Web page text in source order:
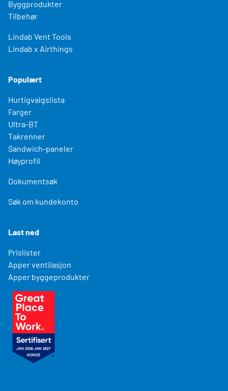
Byggprodukter
Tilbehør
Lindab Vent Tools
Lindab x Airthings
Populært
Hurtigvalgslista
Farger
Ultra-BT
Takrenner
Sandwich-paneler
Høyprofil
Dokumentsøk
Søk om kundekonto
Last ned
Prislister
Apper ventilasjon
Apper byggeprodukter